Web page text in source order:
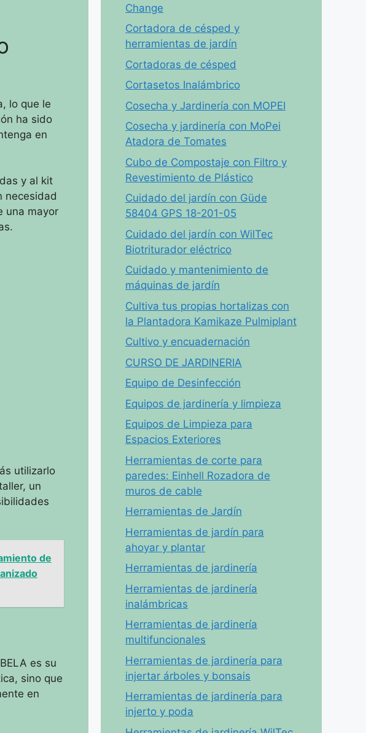
lo que le
ha sido
en
y al kit
necesidad
una mayor
utilizarlo
un
de
es su
sino que
en
Change
Cortadora de césped y
herramientas de jardín
Cortadoras de césped
Cortasetos Inalámbrico
Cosecha y Jardinería con MOPEI
Cosecha y jardinería con MoPei
Atadora de Tomates
Cubo de Compostaje con Filtro y
Revestimiento de Plástico
Cuidado del jardín con Güde
58404 GPS 18-201-05
Cuidado del jardín con WilTec
Biotriturador eléctrico
Cuidado y mantenimiento de
máquinas de jardín
Cultiva tus propias hortalizas con
la Plantadora Kamikaze Pulmiplant
Cultivo y encuadernación
CURSO DE JARDINERIA
Equipo de Desinfección
Equipos de jardinería y limpieza
Equipos de Limpieza para
Espacios Exteriores
Herramientas de corte para
paredes: Einhell Rozadora de
muros de cable
Herramientas de Jardín
Herramientas de jardín para
ahoyar y plantar
Herramientas de jardinería
Herramientas de jardinería
inalámbricas
Herramientas de jardinería
multifuncionales
Herramientas de jardinería para
injertar árboles y bonsais
Herramientas de jardinería para
injerto y poda